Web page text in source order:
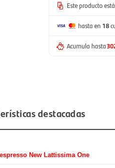
Este producto está
hasta en 18
Acumula hasta
destacadas
New Lattissima One